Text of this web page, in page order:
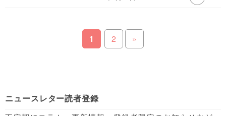
1 2 »
ニュースレター読者登録